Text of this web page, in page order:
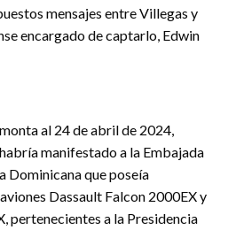
mensajes entre Villegas y
encargado de captarlo, Edwin
al 24 de abril de 2024,
manifestado a la Embajada
Dominicana que poseía
Dassault Falcon 2000EX y
pertenecientes a la Presidencia